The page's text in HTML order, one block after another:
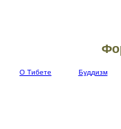
О Тибете Буддизм